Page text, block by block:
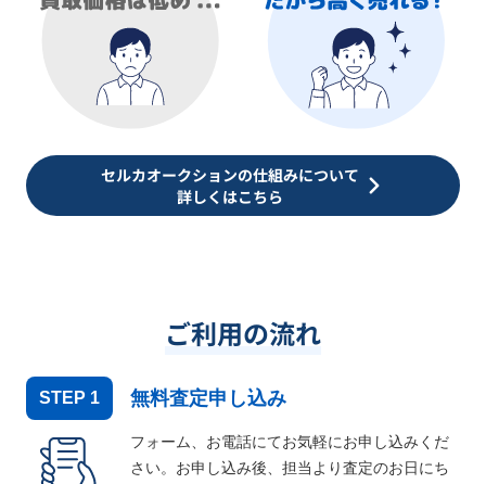
セルカオークションの仕組みについて
詳しくはこちら
ご利用の流れ
STEP 1 無料査定申し込み
フォーム、お電話にてお気軽にお申し込みくだ
さい。お申し込み後、担当より査定のお日にち